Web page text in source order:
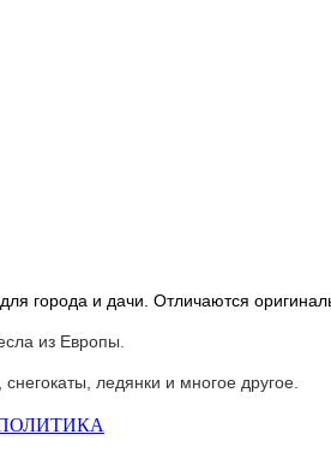
города и дачи. Отличаются
из Европы.
ледянки и многое другое.